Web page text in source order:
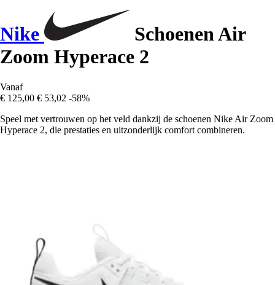
Nike
Schoenen Air
Zoom Hyperace 2
Vanaf
€ 125,00 € 53,02 -58%
Speel met vertrouwen op het veld dankzij de schoenen Nike Air Zoom
Hyperace 2, die prestaties en uitzonderlijk comfort combineren.